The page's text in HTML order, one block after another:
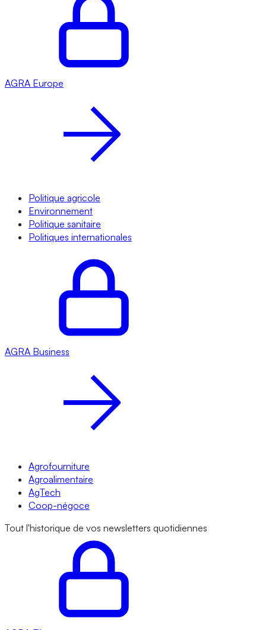
AGRA Europe
Politique agricole
Environnement
Politique sanitaire
Politiques internationales
AGRA Business
Agrofourniture
Agroalimentaire
AgTech
Coop-négoce
Tout l'historique de vos newsletters quotidiennes